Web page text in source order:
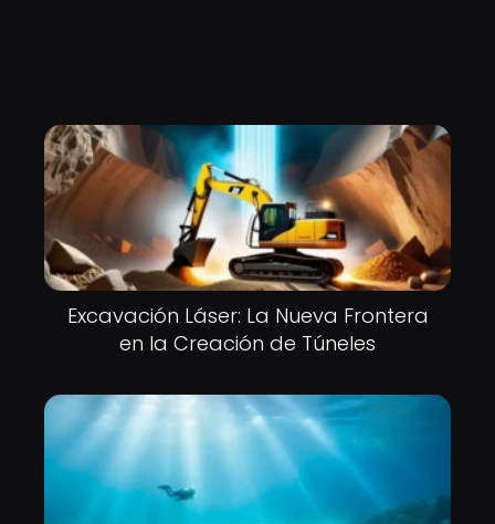
Excavación Láser: La Nueva Frontera
en la Creación de Túneles